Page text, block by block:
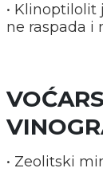
• Klinoptilolit
ne raspada i
• Zeolitski